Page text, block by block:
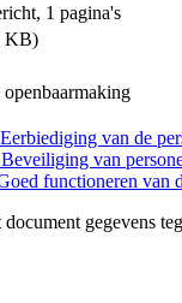
1 pagina's
KB)
van de
van
functioneren van
gegevens